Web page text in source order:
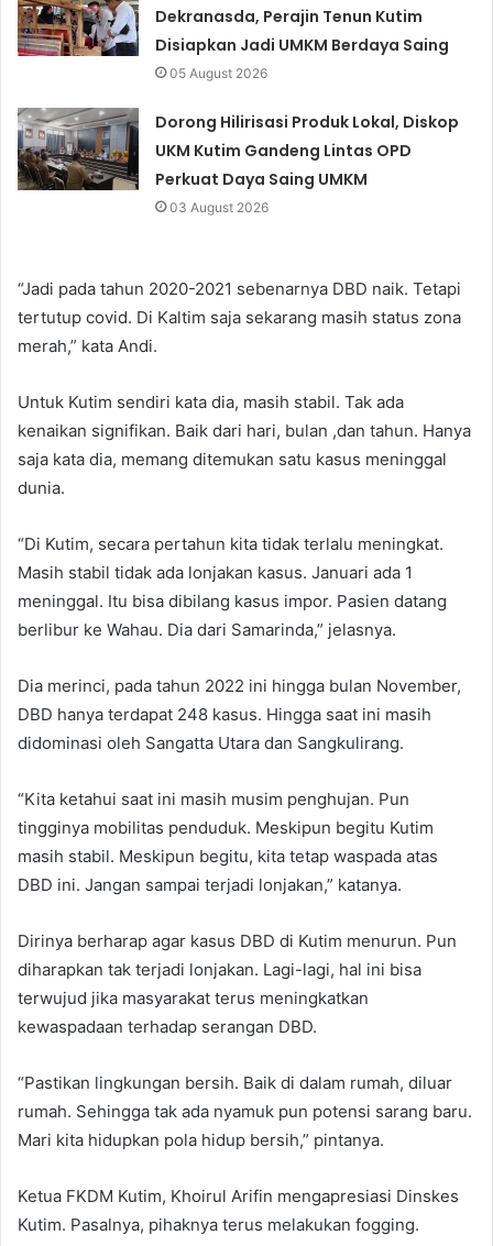
Dekranasda, Perajin Tenun Kutim
Disiapkan Jadi UMKM Berdaya Saing
05 August 2026
Dorong Hilirisasi Produk Lokal, Diskop
UKM Kutim Gandeng Lintas OPD
Perkuat Daya Saing UMKM
03 August 2026
“Jadi pada tahun 2020-2021 sebenarnya DBD naik. Tetapi
tertutup covid. Di Kaltim saja sekarang masih status zona
merah,” kata Andi.
Untuk Kutim sendiri kata dia, masih stabil. Tak ada
kenaikan signifikan. Baik dari hari, bulan ,dan tahun. Hanya
saja kata dia, memang ditemukan satu kasus meninggal
dunia.
“Di Kutim, secara pertahun kita tidak terlalu meningkat.
Masih stabil tidak ada lonjakan kasus. Januari ada 1
meninggal. Itu bisa dibilang kasus impor. Pasien datang
berlibur ke Wahau. Dia dari Samarinda,” jelasnya.
Dia merinci, pada tahun 2022 ini hingga bulan November,
DBD hanya terdapat 248 kasus. Hingga saat ini masih
didominasi oleh Sangatta Utara dan Sangkulirang.
“Kita ketahui saat ini masih musim penghujan. Pun
tingginya mobilitas penduduk. Meskipun begitu Kutim
masih stabil. Meskipun begitu, kita tetap waspada atas
DBD ini. Jangan sampai terjadi lonjakan,” katanya.
Dirinya berharap agar kasus DBD di Kutim menurun. Pun
diharapkan tak terjadi lonjakan. Lagi-lagi, hal ini bisa
terwujud jika masyarakat terus meningkatkan
kewaspadaan terhadap serangan DBD.
“Pastikan lingkungan bersih. Baik di dalam rumah, diluar
rumah. Sehingga tak ada nyamuk pun potensi sarang baru.
Mari kita hidupkan pola hidup bersih,” pintanya.
Ketua FKDM Kutim, Khoirul Arifin mengapresiasi Dinskes
Kutim. Pasalnya, pihaknya terus melakukan fogging.